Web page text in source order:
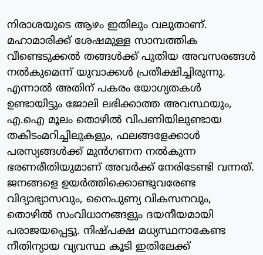
നിരാശയുടെ ആഴം ഇതിലും വലുതാണ്.
മഹാമാരിക്ക് ശേഷമുള്ള സാമ്പത്തിക
വീണ്ടെടുക്കൽ തങ്ങൾക്ക് പുതിയ അവസരങ്ങൾ
നൽകുമെന്ന് യുവാക്കൾ പ്രതീക്ഷിച്ചിരുന്നു.
എന്നാൽ അതിന് പകരം യോഗ്യതകൾ
ഉണ്ടായിട്ടും ജോലി ലഭിക്കാത്ത അവസ്ഥയും,
എ.ഐ മൂലം തൊഴിൽ വിപണിയിലുണ്ടായ
തകിടംമറിച്ചിലുകളും, ഫലങ്ങളേക്കാൾ
പരസ്യങ്ങൾക്ക് മുൻഗണന നൽകുന്ന
ഭരണരീതിയുമാണ് അവർക്ക് നേരിടേണ്ടി വന്നത്.
ജനങ്ങളെ ഉയർത്തിക്കൊണ്ടുവരേണ്ട
വിദ്യാഭ്യാസവും, നൈപുണ്യ വികസനവും,
തൊഴിൽ സംവിധാനങ്ങളും ദയനീയമായി
പരാജയപ്പെട്ടു. നിഷ്പക്ഷ മധ്യസ്ഥനാകേണ്ട
നീതിന്യായ വ്യവസ്ഥ കൂടി ഇതിലേക്ക്